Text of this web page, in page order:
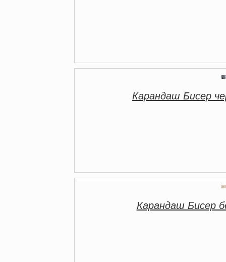
Карандаш Бисер
Карандаш Бисер